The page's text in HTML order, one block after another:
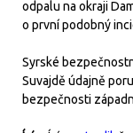
odpalu na okraji
o první podobný
Syrské
Suvajdě údajně
bezpečnosti